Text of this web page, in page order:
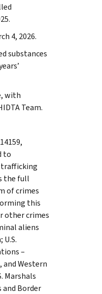
4, 2026.
substances
with
Team.
to
the full
of crimes
this
other crimes
aliens
–
Western
Marshals
and Border